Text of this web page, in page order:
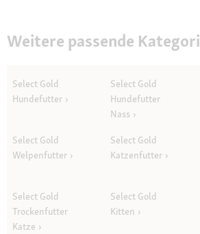
Weitere passende
Select Gold
Hundefutter
Select Gold
Hundefutter
Nass
Select Gold
Welpenfutter
Select Gold
Katzenfutter
Select Gold
Trockenfutter
Katze
Select Gold
Kitten